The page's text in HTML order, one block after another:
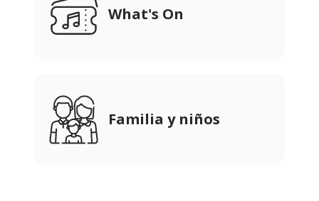
What's On
Familia y niños